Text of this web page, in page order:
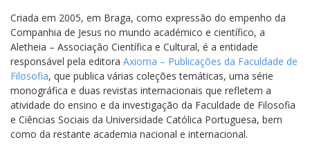
Criada em 2005, em Braga, como expressão do empenho da
Companhia de Jesus no mundo académico e científico, a
Aletheia – Associação Científica e Cultural, é a entidade
responsável pela editora Axioma – Publicações da Faculdade de
Filosofia, que publica várias coleções temáticas, uma série
monográfica e duas revistas internacionais que refletem a
atividade do ensino e da investigação da Faculdade de Filosofia
e Ciências Sociais da Universidade Católica Portuguesa, bem
como da restante academia nacional e internacional.